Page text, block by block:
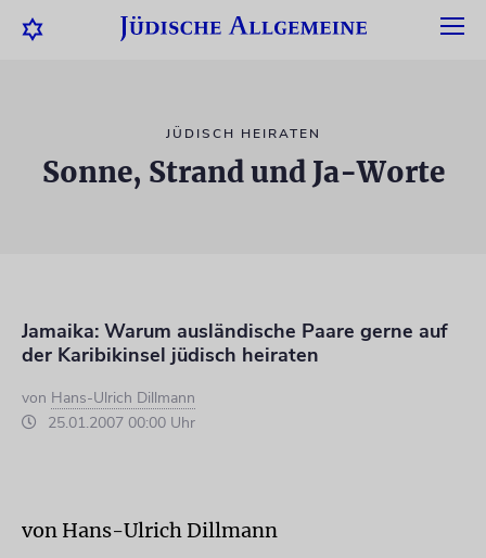
JÜDISCH HEIRATEN
Sonne, Strand und Ja-Worte
Jamaika: Warum ausländische Paare gerne auf
der Karibikinsel jüdisch heiraten
von Hans-Ulrich Dillmann
25.01.2007 00:00 Uhr
von Hans-Ulrich Dillmann